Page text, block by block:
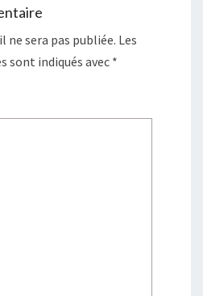
ne sera pas publiée. Les
sont indiqués avec *